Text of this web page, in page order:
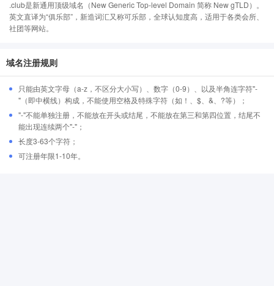
.club是新通用顶级域名（New Generic Top-level Domain 简称 New gTLD）。
英文直译为“俱乐部”，新造词汇又称可乐部，全球认知度高，适用于各类会所、
社团等网站。
域名注册规则
只能由英文字母（a-z，不区分大小写）、数字（0-9）、以及半角连字符"-
"（即中横线）构成，不能使用空格及特殊字符（如！、$、&、?等）；
"-"不能单独注册，不能放在开头或结尾，不能放在第三和第四位置，结尾不
能出现连续两个"-"；
长度3-63个字符；
可注册年限1-10年。